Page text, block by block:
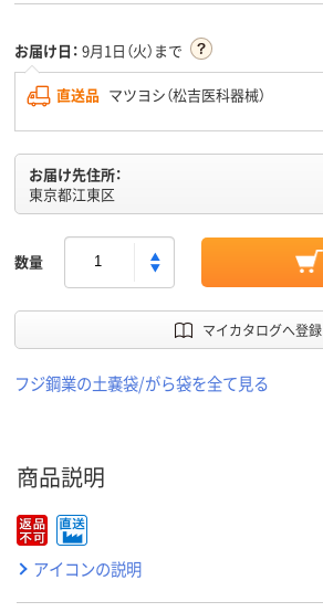
お届け日： 9月1日（火）まで
直送品 マツヨシ（松吉医科器械）
お届け先住所：
東京都江東区
数量
マイカタログへ登録
フジ鋼業の土嚢袋/がら袋を全て見る
商品説明
アイコンの説明